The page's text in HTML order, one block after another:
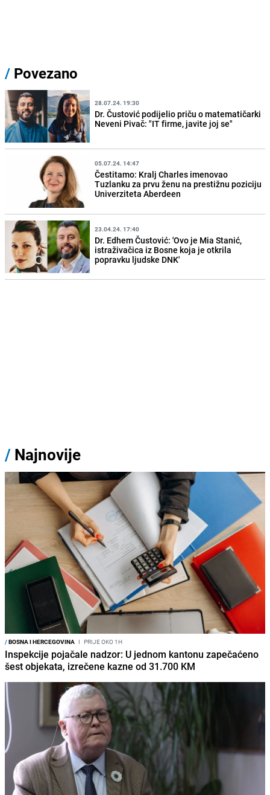
/ Povezano
28.07.24. 19:30
Dr. Čustović podijelio priču o matematičarki
Neveni Pivač: "IT firme, javite joj se"
05.07.24. 14:47
Čestitamo: Kralj Charles imenovao
Tuzlanku za prvu ženu na prestižnu poziciju
Univerziteta Aberdeen
23.04.24. 17:40
Dr. Edhem Čustović: 'Ovo je Mia Stanić,
istraživačica iz Bosne koja je otkrila
popravku ljudske DNK'
/ Najnovije
/BOSNA I HERCEGOVINA I PRIJE OKO 1H
Inspekcije pojačale nadzor: U jednom kantonu zapečaćeno
šest objekata, izrečene kazne od 31.700 KM